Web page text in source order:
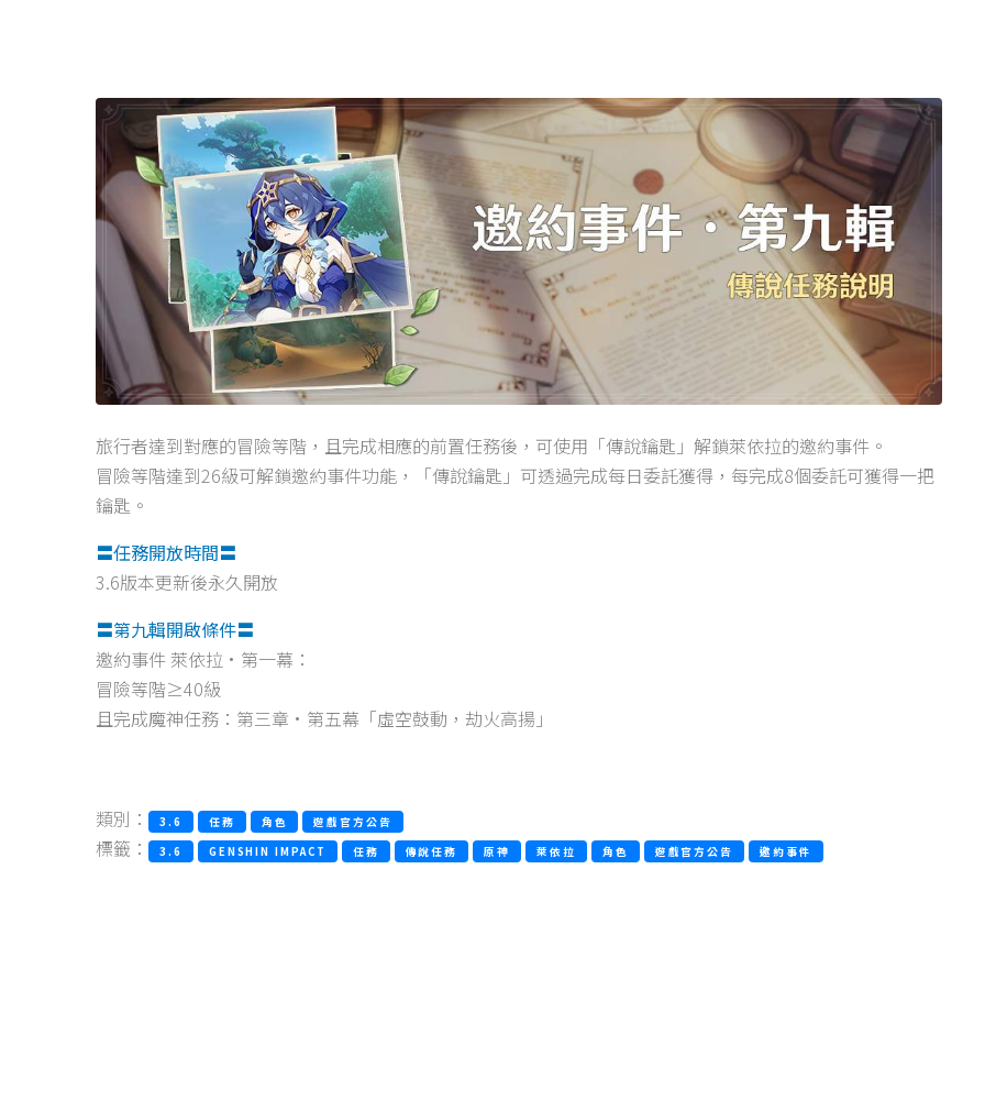
旅行者達到對應的冒險等階，且完成相應的前置任務後，可使用「傳說鑰匙」解鎖萊依拉的邀約事件。
冒險等階達到26級可解鎖邀約事件功能，「傳說鑰匙」可透過完成每日委託獲得，每完成8個委託可獲得一把
鑰匙。
〓任務開放時間〓
3.6版本更新後永久開放
〓第九輯開啟條件〓
邀約事件 萊依拉·第一幕：
冒險等階≥40級
且完成魔神任務：第三章·第五幕「虛空鼓動，劫火高揚」
類別： 3.6 任務 角色 遊戲官方公告
標籤： 3.6 GENSHIN IMPACT 任務 傳說任務 原神 萊依拉 角色 遊戲官方公告 邀約事件